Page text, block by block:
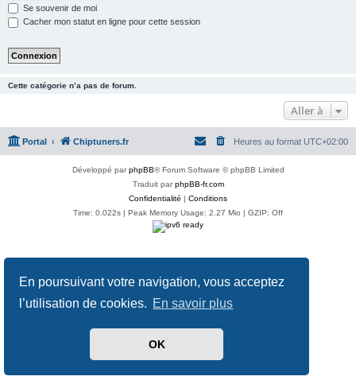
En poursuivant votre navigation, vous acceptez
l’utilisation de cookies. En savoir plus
OK
Se souvenir de moi
Cacher mon statut en ligne pour cette session
Cette catégorie n’a pas de forum.
Aller à
Portal Chiptuners.fr Heures au format UTC+02:00
Développé parphpBB® Forum Software © phpBB Limited
Traduit parphpBB-fr.com
Confidentialité | Conditions
Time: 0.022s | Peak Memory Usage: 2.27 Mio | GZIP: Off